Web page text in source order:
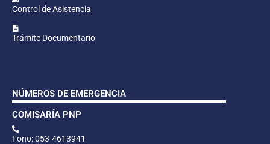
Control de Asistencia
Trámite Documentario
NÚMEROS DE EMERGENCIA
COMISARÍA PNP
Fono: 053-4613941